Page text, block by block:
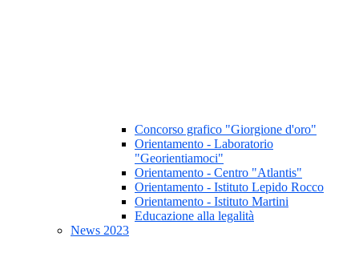
Concorso grafico "Giorgione d'oro"
Orientamento - Laboratorio
"Georientiamoci"
Orientamento - Centro "Atlantis"
Orientamento - Istituto Lepido Rocco
Orientamento - Istituto Martini
Educazione alla legalità
News 2023